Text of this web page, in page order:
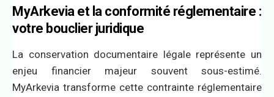
MyArkevia et la conformité réglementaire :
votre bouclier juridique
La conservation documentaire légale représente un
enjeu financier majeur souvent sous-estimé.
MyArkevia transforme cette contrainte réglementaire